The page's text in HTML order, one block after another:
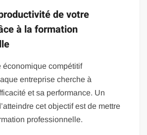
de votre
à la formation
économique compétitif
entreprise cherche à
et sa performance. Un
cet objectif est de mettre
professionnelle.